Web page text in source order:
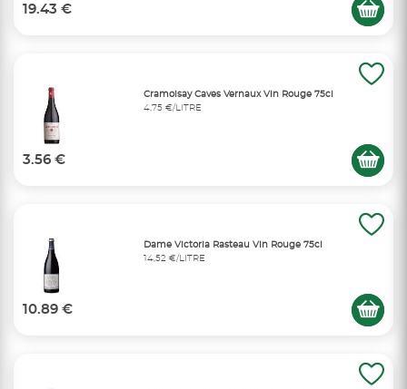
19.43 €
Cramoisay Caves Vernaux Vin Rouge 75cl
4,75 €/LITRE
3.56 €
Dame Victoria Rasteau Vin Rouge 75cl
14,52 €/LITRE
10.89 €